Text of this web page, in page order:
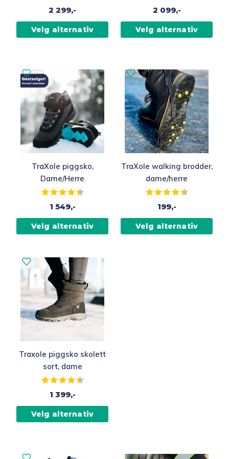
2 299,-
Velg alternativ
2 099,-
Velg alternativ
TraXole piggsko,
Dame/Herre
Karakter:
1 549,-
Velg alternativ
TraXole walking brodder,
dame/herre
Karakter:
199,-
Velg alternativ
Traxole piggsko skolett
sort, dame
Karakter:
1 399,-
Velg alternativ